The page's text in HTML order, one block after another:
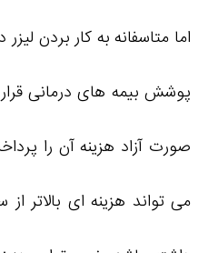
اما متاسفانه به کار بردن
پوشش بیمه های درمانی قرار
صورت آزاد هزینه آن را
می تواند هزینه ای بالاتر